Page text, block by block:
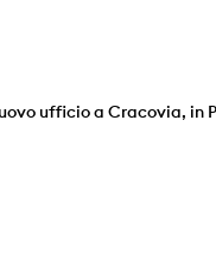
ufficio a Cracovia, in